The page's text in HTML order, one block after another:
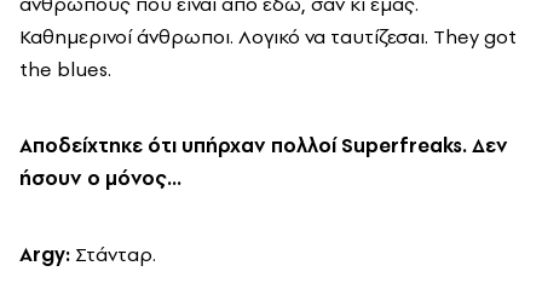
Καθημερινοί άνθρωποι. Λογικό να ταυτίζεσαι. They got
the blues.
Αποδείχτηκε ότι υπήρχαν πολλοί Superfreaks. Δεν
ήσουν ο μόνος…
Argy: Στάνταρ.